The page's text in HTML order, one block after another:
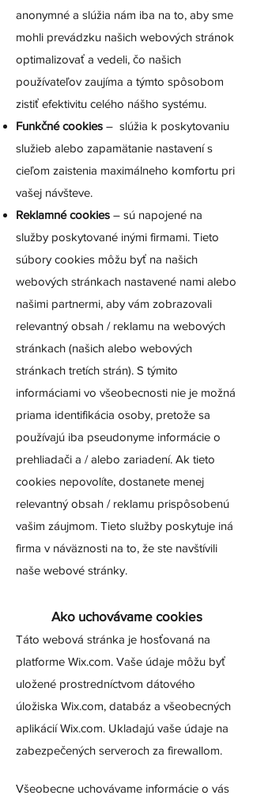
anonymné a slúžia nám iba na to, aby sme
mohli prevádzku našich webových stránok
optimalizovať a vedeli, čo našich
používateľov zaujíma a týmto spôsobom
zistiť efektivitu celého nášho systému.
Funkčné cookies – slúžia k poskytovaniu
služieb alebo zapamätanie nastavení s
cieľom zaistenia maximálneho komfortu pri
vašej návšteve.
Reklamné cookies – sú napojené na
služby poskytované inými firmami. Tieto
súbory cookies môžu byť na našich
webových stránkach nastavené nami alebo
našimi partnermi, aby vám zobrazovali
relevantný obsah / reklamu na webových
stránkach (našich alebo webových
stránkach tretích strán). S týmito
informáciami vo všeobecnosti nie je možná
priama identifikácia osoby, pretože sa
používajú iba pseudonyme informácie o
prehliadači a / alebo zariadení. Ak tieto
cookies nepovolíte, dostanete menej
relevantný obsah / reklamu prispôsobenú
vašim záujmom. Tieto služby poskytuje iná
firma v náväznosti na to, že ste navštívili
naše webové stránky.
Ako uchovávame cookies
Táto webová stránka je hosťovaná na
platforme Wix.com. Vaše údaje môžu byť
uložené prostredníctvom dátového
úložiska Wix.com, databáz a všeobecných
aplikácií Wix.com. Ukladajú vaše údaje na
zabezpečených serveroch za firewallom.
Všeobecne uchovávame informácie o vás